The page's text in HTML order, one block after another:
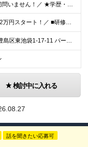
＼経験・スキルは一切問いません！／ ★学歴・職歴不問 ★未経験・第二新卒歓迎！ ★正社員デビューも応援します！
＼研修修了後は月給32万円スタート！／ ■研修修了後 月給32万円＋賞与＋インセンティブ賞与 ※残業代は別途支給 ▽研修期間（6カ月）▽ 【経験者】 （営業・接客・マーケティングなどの経験をお持
【東京本社】 東京都豊島区東池袋1-17-11 パークハイツ池袋
検討中に入れる
話を聞きたい応募可